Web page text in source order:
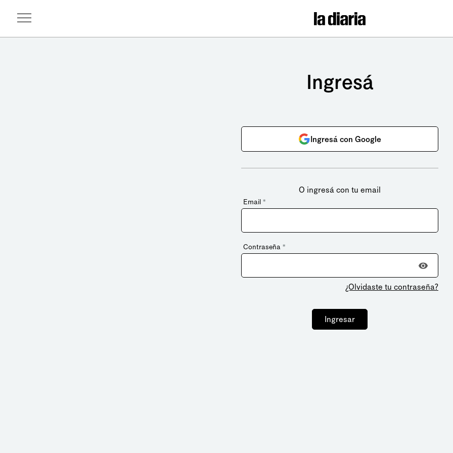
Ingresá
Ingresá con Google
O ingresá con tu email
Email *
Contraseña *
¿Olvidaste tu contraseña?
Ingresar